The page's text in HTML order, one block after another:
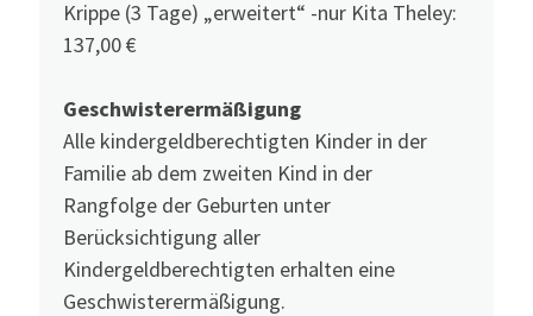
Krippe (3 Tage) „erweitert“ -nur Kita Theley:
137,00 €
Geschwisterermäßigung
Alle kindergeldberechtigten Kinder in der
Familie ab dem zweiten Kind in der
Rangfolge der Geburten unter
Berücksichtigung aller
Kindergeldberechtigten erhalten eine
Geschwisterermäßigung.